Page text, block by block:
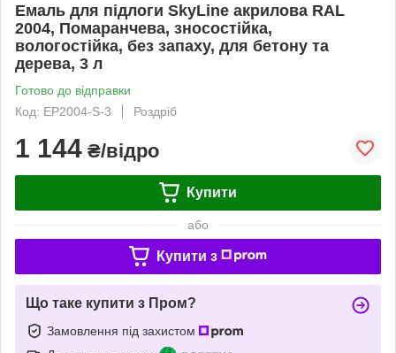
Емаль для підлоги SkyLine акрилова RAL
2004, Помаранчева, зносостійка,
вологостійка, без запаху, для бетону та
дерева, 3 л
Готово до відправки
Код: EP2004-S-3
Роздріб
1 144 ₴/відро
Купити
або
Купити з
Що таке купити з Пром?
Замовлення під захистом